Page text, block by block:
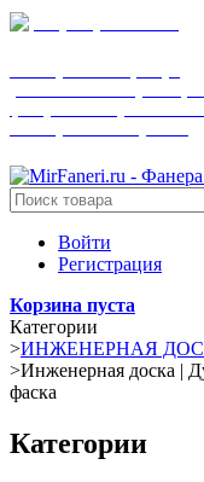
Войти
Регистрация
Корзина пуста
Категории
>ИНЖЕНЕРНАЯ
>Инженерная доска |
фаска
Категории